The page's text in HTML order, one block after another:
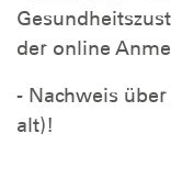
der online
- Nachweis
alt)!